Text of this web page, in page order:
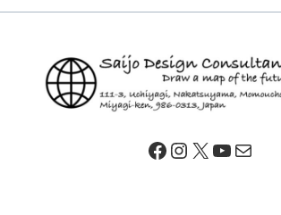
Facebook
Instagram
X YouTube
メール